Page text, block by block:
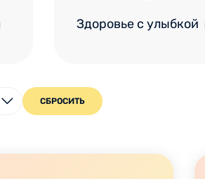
Здоровье с улыбкой
СБРОСИТЬ